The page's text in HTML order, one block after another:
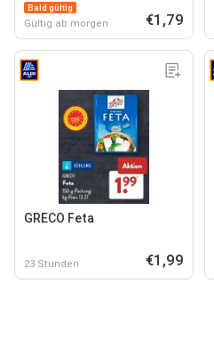
Bald gültig
Gültig ab morgen €1,79
GRECO Feta
23 Stunden €1,99